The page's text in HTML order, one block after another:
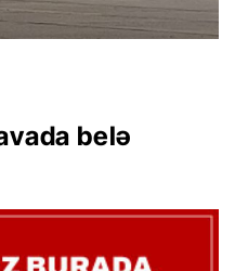
belə